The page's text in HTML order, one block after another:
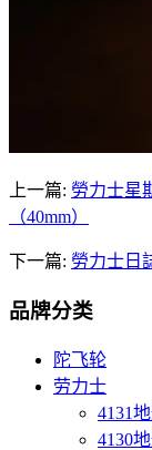
上一篇: 勞力士星
（40mm）
下一篇: 勞力士日
品牌分类
陀飞轮
劳力士
4131
4130